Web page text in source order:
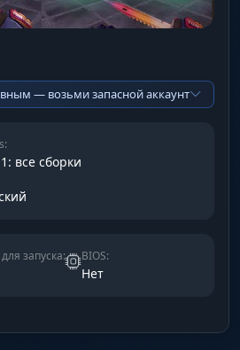
— возьми запасной аккаунт
все сборки
запуска: BIOS:
Нет